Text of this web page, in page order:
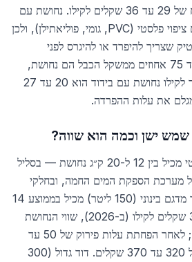
מתומחרת ב-2026 בטווח של 29 עד 36 שקלים לקילו. נחושת עם
בידוד היא כבלי חשמל עם ציפוי פלסטי (PVC, גומי, פוליאתילן), ולכן
שצריך להיפרד או להיגרס לפני
המיחזור. בדרך כלל 60 עד 75 אחוזים ממשקל הכבל הם נחושת,
והיתר פלסטיק; לכן המחיר לקילו נחושת עם בידוד הוא 20 עד 27
את עלות ההפרדה.
ישן וכמה הוא שווה?
דוד שמש ישראלי סטנדרטי מכיל בין 12 ל-20 ק״ג נחושת — בסליל
מערכת הספקת המים החמה, ובחלקי
החיבור של הקולטנים. דוד מדגם בינוני (150 ליטר) מכיל בממוצע 14
ק״ג. במחיר נחושת של 30 שקלים לקילו (ב-2026), שווי הנחושת
בלבד הוא כ-420 שקלים; לאחר הפחתת עלות פירוק של 50 עד
100 שקלים, המוכר מקבל 320 עד 370 שקלים. דוד גדול (300